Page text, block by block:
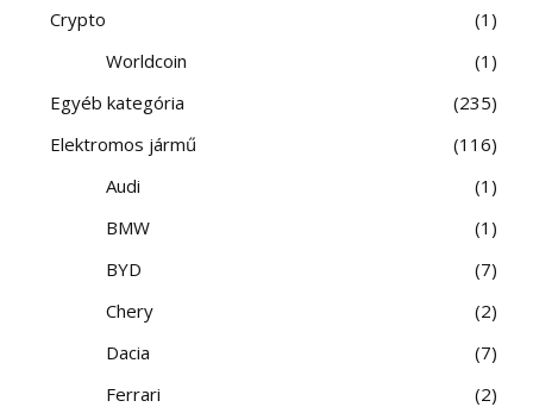
Crypto
1
Worldcoin
1
Egyéb kategória
235
Elektromos jármű
116
Audi
1
BMW
1
BYD
7
Chery
2
Dacia
7
Ferrari
2